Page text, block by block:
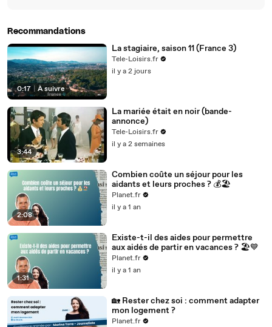
Recommandations
0:17 À suivre
La stagiaire, saison 11 (France 3)
Tele-Loisirs.fr
il y a 2 jours
3:44
La mariée était en noir (bande-
annonce)
Tele-Loisirs.fr
il y a 2 semaines
2:08
Combien coûte un séjour pour les
aidants et leurs proches ? 💰🏖️
Planet.fr
il y a 1 an
1:31
Existe-t-il des aides pour permettre
aux aidés de partir en vacances ? 🏖️💙
Planet.fr
il y a 1 an
🏡 Rester chez soi : comment adapter
mon logement ?
Planet.fr